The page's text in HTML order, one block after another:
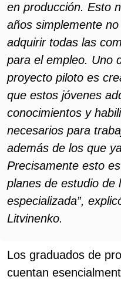
en producción. Esto
años simplemente
adquirir todas las
para el empleo. Uno
proyecto piloto es
que estos jóvenes
conocimientos y
necesarios para
además de los que
Precisamente esto
planes de estudio de
especializada”,
Litvinenko.
Los graduados de
cuentan